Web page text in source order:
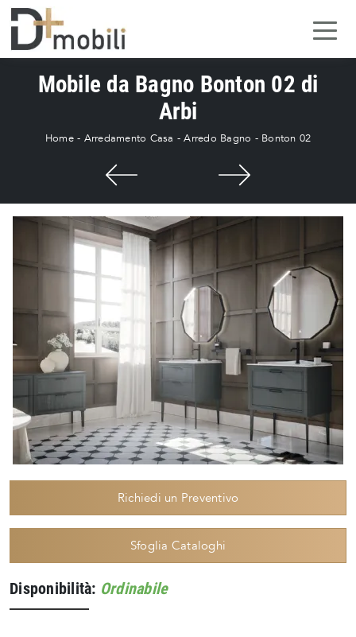
Mobile da Bagno Bonton 02 di
Arbi
Home- Arredamento Casa -Arredo Bagno - Bonton 02
Richiedi un Preventivo
Sfoglia Cataloghi
Disponibilità: Ordinabile